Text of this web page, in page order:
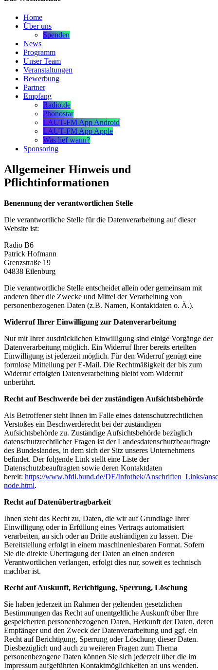
Home
Über uns
Spenden
News
Programm
Unser Team
Veranstaltungen
Bewerbung
Partner
Empfang
Radio.de
Phonostar
LAUT-FM App Android
LAUT-FM App Apple
Was lief wann?
Sponsoring
Allgemeiner Hinweis und
Pflichtinformationen
Benennung der verantwortlichen Stelle
Die verantwortliche Stelle für die Datenverarbeitung auf dieser
Website ist:
Radio B6
Patrick Hofmann
Grenzstraße 19
04838 Eilenburg
Die verantwortliche Stelle entscheidet allein oder gemeinsam mit
anderen über die Zwecke und Mittel der Verarbeitung von
personenbezogenen Daten (z.B. Namen, Kontaktdaten o. Ä.).
Widerruf Ihrer Einwilligung zur Datenverarbeitung
Nur mit Ihrer ausdrücklichen Einwilligung sind einige Vorgänge der
Datenverarbeitung möglich. Ein Widerruf Ihrer bereits erteilten
Einwilligung ist jederzeit möglich. Für den Widerruf genügt eine
formlose Mitteilung per E-Mail. Die Rechtmäßigkeit der bis zum
Widerruf erfolgten Datenverarbeitung bleibt vom Widerruf
unberührt.
Recht auf Beschwerde bei der zuständigen Aufsichtsbehörde
Als Betroffener steht Ihnen im Falle eines datenschutzrechtlichen
Verstoßes ein Beschwerderecht bei der zuständigen
Aufsichtsbehörde zu. Zuständige Aufsichtsbehörde bezüglich
datenschutzrechtlicher Fragen ist der Landesdatenschutzbeauftragte
des Bundeslandes, in dem sich der Sitz unseres Unternehmens
befindet. Der folgende Link stellt eine Liste der
Datenschutzbeauftragten sowie deren Kontaktdaten
bereit: https://www.bfdi.bund.de/DE/Infothek/Anschriften_Links/
node.html.
Recht auf Datenübertragbarkeit
Ihnen steht das Recht zu, Daten, die wir auf Grundlage Ihrer
Einwilligung oder in Erfüllung eines Vertrags automatisiert
verarbeiten, an sich oder an Dritte aushändigen zu lassen. Die
Bereitstellung erfolgt in einem maschinenlesbaren Format. Sofern
Sie die direkte Übertragung der Daten an einen anderen
Verantwortlichen verlangen, erfolgt dies nur, soweit es technisch
machbar ist.
Recht auf Auskunft, Berichtigung, Sperrung, Löschung
Sie haben jederzeit im Rahmen der geltenden gesetzlichen
Bestimmungen das Recht auf unentgeltliche Auskunft über Ihre
gespeicherten personenbezogenen Daten, Herkunft der Daten, deren
Empfänger und den Zweck der Datenverarbeitung und ggf. ein
Recht auf Berichtigung, Sperrung oder Löschung dieser Daten.
Diesbezüglich und auch zu weiteren Fragen zum Thema
personenbezogene Daten können Sie sich jederzeit über die im
Impressum aufgeführten Kontaktmöglichkeiten an uns wenden.